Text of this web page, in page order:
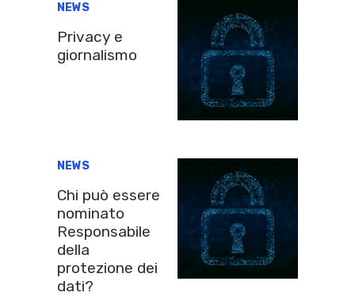
NEWS
Privacy e
giornalismo
NEWS
Chi può essere
nominato
Responsabile
della
protezione dei
dati?